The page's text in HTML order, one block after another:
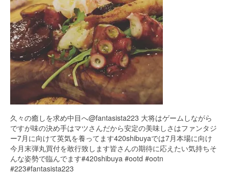
420 Blog Full
www.h4wp.com
420friendly 通販
久々の癒しを求め中目へ@fantasista223 大将はゲームしながら
ですが味の決め手はマツさんだから安定の美味しさはファンタジ
ー7月に向けて英気を養ってます420shibuyaでは7月本場に向け
今月末弾丸買付を敢行致します皆さんの期待に応えたい気持ちそ
んな姿勢で臨んでます#420shibuya #ootd #ootn
#223#fantasista223